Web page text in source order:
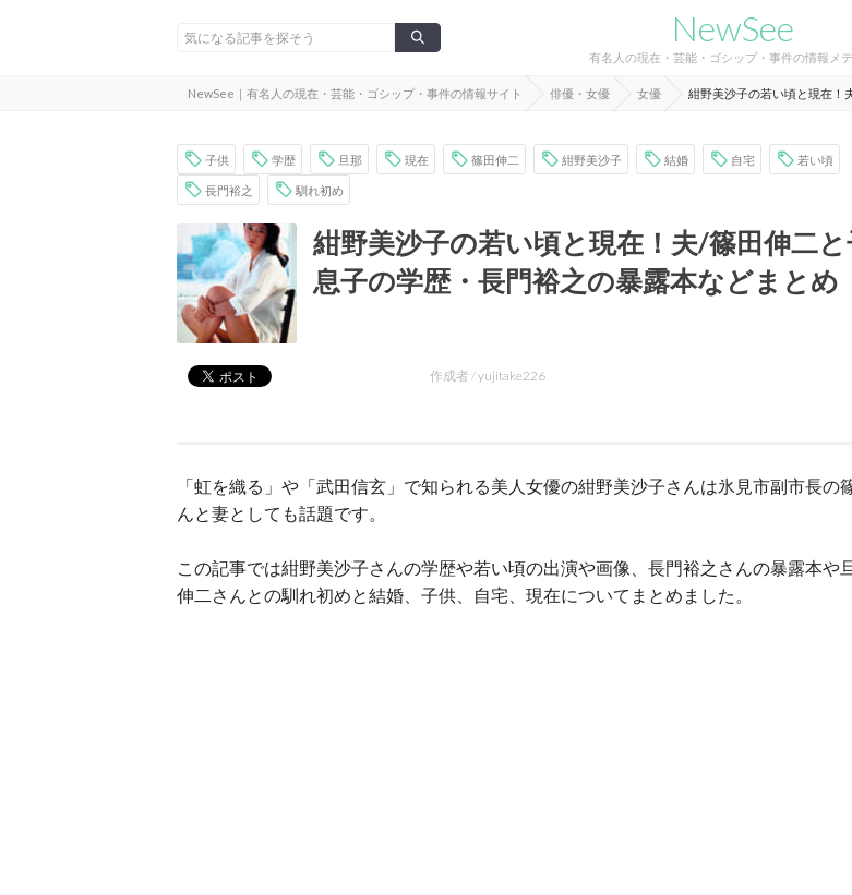
NewSee
有名人の現在・芸能・ゴシップ・事件の情報メ
NewSee｜有名人の現在・芸能・ゴシップ・事件の情報サイト 俳優・女優 女優 紺野美沙子の若い頃と現在！
子供 学歴 旦那 現在 篠田伸二 紺野美沙子 結婚 自宅 若い頃
長門裕之 馴れ初め
紺野美沙子の若い頃と現在！夫/篠田伸二と
息子の学歴・長門裕之の暴露本などまとめ
作成者 /yujitake226
「虹を織る」や「武田信玄」で知られる美人女優の紺野美沙子さんは氷見市副市長の
んと妻としても話題です。
この記事では紺野美沙子さんの学歴や若い頃の出演や画像、長門裕之さんの暴露本や
伸二さんとの馴れ初めと結婚、子供、自宅、現在についてまとめました。